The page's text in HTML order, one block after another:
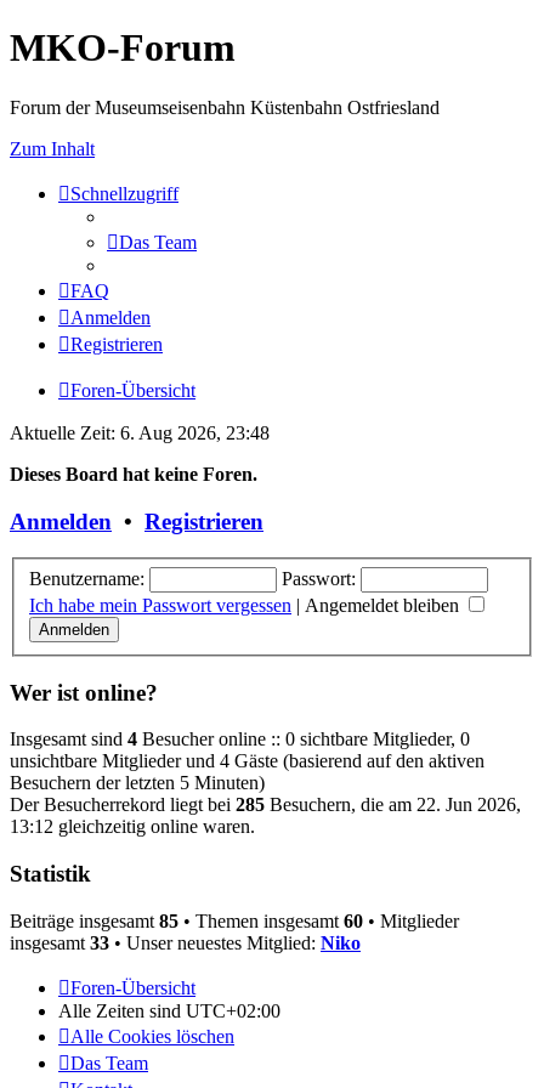
MKO-Forum
Forum der Museumseisenbahn Küstenbahn Ostfriesland
Zum Inhalt
Schnellzugriff
Das Team
FAQ
Anmelden
Registrieren
Foren-Übersicht
Aktuelle Zeit: 6. Aug 2026, 23:48
Dieses Board hat keine Foren.
Anmelden • Registrieren
Benutzername:
Passwort:
Ich habe mein Passwort vergessen | Angemeldet bleiben
Wer ist online?
Insgesamt sind 4 Besucher online :: 0 sichtbare Mitglieder, 0
unsichtbare Mitglieder und 4 Gäste (basierend auf den aktiven
Besuchern der letzten 5 Minuten)
Der Besucherrekord liegt bei 285 Besuchern, die am 22. Jun 2026,
13:12 gleichzeitig online waren.
Statistik
Beiträge insgesamt 85 • Themen insgesamt 60 • Mitglieder
insgesamt 33 • Unser neuestes Mitglied: Niko
Foren-Übersicht
Alle Zeiten sind UTC+02:00
Alle Cookies löschen
Das Team